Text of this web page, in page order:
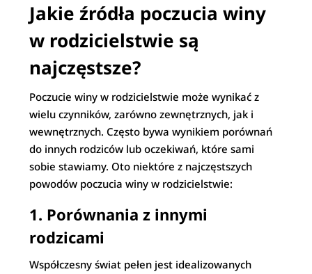
Jakie źródła poczucia winy
w rodzicielstwie są
najczęstsze?
Poczucie winy w rodzicielstwie może wynikać z
wielu czynników, zarówno zewnętrznych, jak i
wewnętrznych. Często bywa wynikiem porównań
do innych rodziców lub oczekiwań, które sami
sobie stawiamy. Oto niektóre z najczęstszych
powodów poczucia winy w rodzicielstwie:
1. Porównania z innymi
rodzicami
Współczesny świat pełen jest idealizowanych